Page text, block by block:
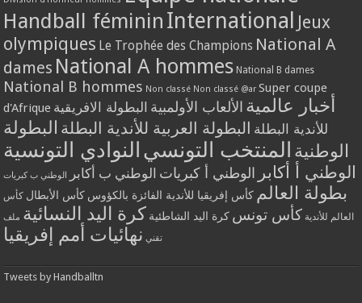
Handball féminin International Jeux
olympiques Le Trophée des Champions National A
dames National A hommes National B dames
National B hommes Non classé Non classé @ar Super coupe
d'Afrique
أخبار عالمية الألعاب الأولمبية البطولة الافريقية
للأندية البطلة البطولة العربية للأندية البطلة البطولة
الوطنية المنتخب التونسي النوادي التونسية
الوطني أ أكابر الوطني أ كبريات الوطني ب أكابر الوطني ب كبريات
بطولة العالم كأس إفريقيا للأندية الفائزة بالكؤوس كأس الأبطال كأس
العالم للأندية كأس تونس كرة اليد الشاطئية كرة اليد النسائية ملف
تقني نهائيات أمم إفريقيا
Tweets by Handballtn